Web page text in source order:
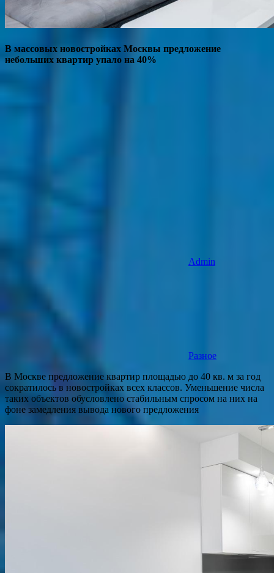
В массовых новостройках Москвы предложение
небольших квартир упало на 40%
Admin
Разное
В Москве предложение квартир площадью до 40 кв. м за год
сократилось в новостройках всех классов. Уменьшение числа
таких объектов обусловлено стабильным спросом на них на
фоне замедления вывода нового предложения